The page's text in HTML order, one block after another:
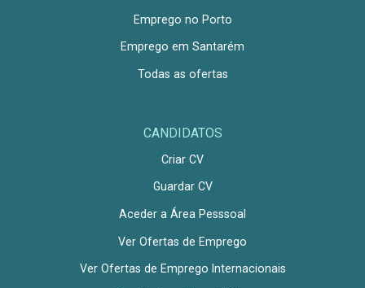
Emprego no Porto
Emprego em Santarém
Todas as ofertas
CANDIDATOS
Criar CV
Guardar CV
Aceder a Área Pesssoal
Ver Ofertas de Emprego
Ver Ofertas de Emprego Internacionais